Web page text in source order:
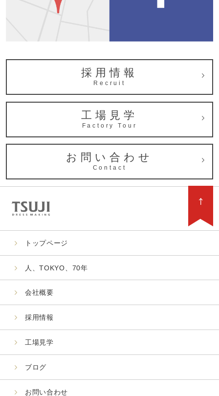
採用情報
Recruit
工場見学
Factory Tour
お問い合わせ
Contact
トップページ
人、TOKYO、70年
会社概要
採用情報
工場見学
ブログ
お問い合わせ